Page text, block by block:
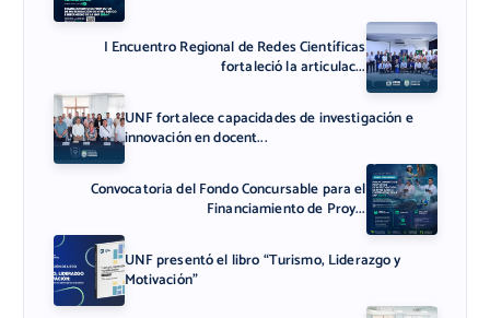
I Encuentro Regional de Redes Científicas
fortaleció la articulac...
UNF fortalece capacidades de investigación e
innovación en docent...
Convocatoria del Fondo Concursable para el
Financiamiento de Proy...
UNF presentó el libro “Turismo, Liderazgo y
Motivación”